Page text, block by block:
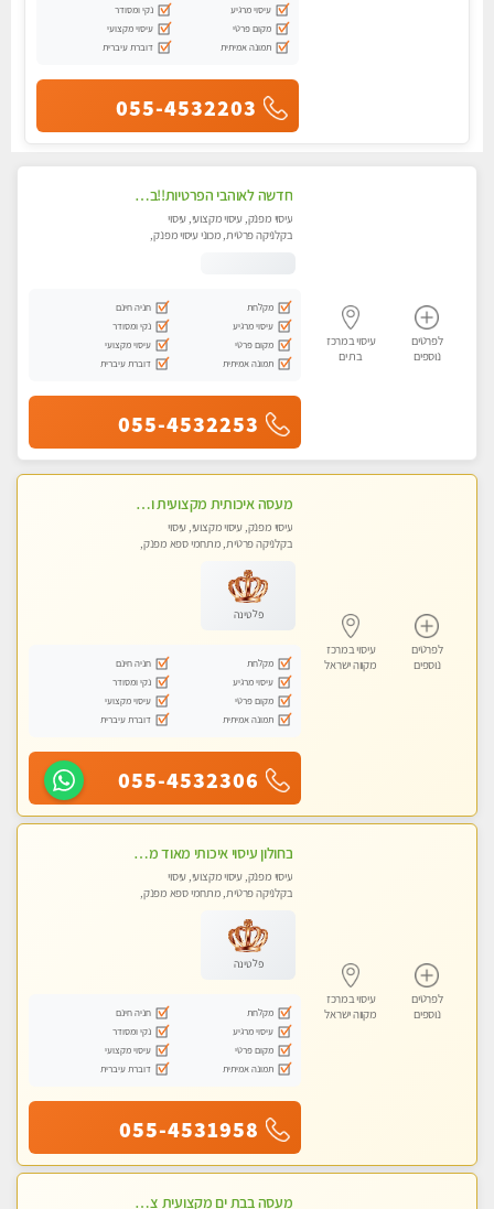
עיסוי מרגיע
נקי ומסודר
מקום פרטי
עיסוי מקצועי
תמונה אמיתית
דוברת עיברית
055-4532203
לפרטים
נוספים
עיסוי במרכז
בת ים
חדשה לאוהבי הפרטיות!!בראשון לציון! מעסה vip מפנקת בקליניקה פרטית לחלוטין!!! לבד! לרציניים בלבד! מומלץ!
עיסוי מפנק, עיסוי מקצועי, עיסוי
בקלניקה פרטית, מכוני עיסוי מפנק,
מקלחת
חניה חינם
עיסוי מרגיע
נקי ומסודר
מקום פרטי
עיסוי מקצועי
תמונה אמיתית
דוברת עיברית
055-4532253
לפרטים
נוספים
עיסוי במרכז
מקווה ישראל
מעסה איכותית מקצועית ומפנקת מאוד חדשה מעסה צעירה ואלופה לעיסוי מפנק מומלץ מאוד ....פרטי!!
עיסוי מפנק, עיסוי מקצועי, עיסוי
בקלניקה פרטית, מתחמי ספא מפנק,
פלטינה
מקלחת
חניה חינם
עיסוי מרגיע
נקי ומסודר
מקום פרטי
עיסוי מקצועי
תמונה אמיתית
דוברת עיברית
055-4532306
לפרטים
נוספים
עיסוי במרכז
מקווה ישראל
בחולון עיסוי איכותי מאוד מעסה מקצועית
עיסוי מפנק, עיסוי מקצועי, עיסוי
בקלניקה פרטית, מתחמי ספא מפנק,
פלטינה
מקלחת
חניה חינם
עיסוי מרגיע
נקי ומסודר
מקום פרטי
עיסוי מקצועי
תמונה אמיתית
דוברת עיברית
055-4531958
מעסה בבת ים מקצועית צעירה ואיכותית פרטי!!!-מומלץ לחלוטין!!! VIP פרטי! ​​​​​​ Highly recommended